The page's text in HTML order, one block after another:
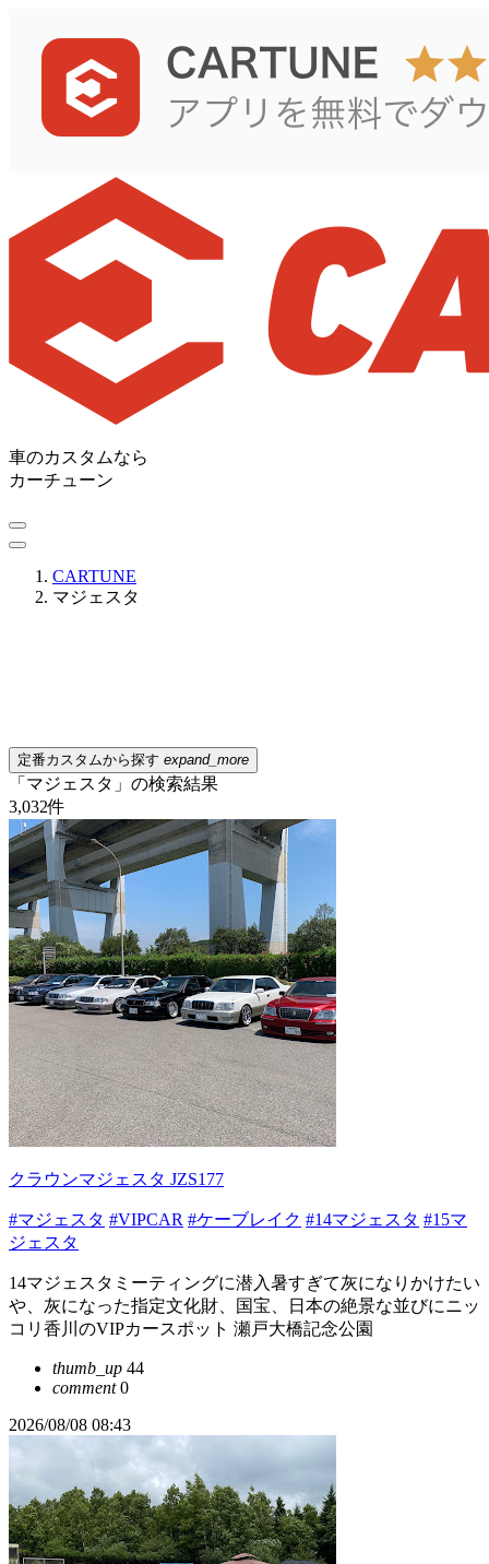
車のカスタムなら
カーチューン
CARTUNE
マジェスタ
定番カスタムから探す expand_more
「マジェスタ」の検索結果
3,032件
クラウンマジェスタ JZS177
#マジェスタ #VIPCAR #ケーブレイク #14マジェスタ #15マ
ジェスタ
14マジェスタミーティングに潜入暑すぎて灰になりかけたい
や、灰になった指定文化財、国宝、日本の絶景な並びにニッ
コリ香川のVIPカースポット 瀬戸大橋記念公園
thumb_up 44
comment0
2026/08/08 08:43